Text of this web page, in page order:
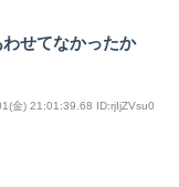
せてなかったか
金) 21:01:39.68 ID:rjIjZVsu0